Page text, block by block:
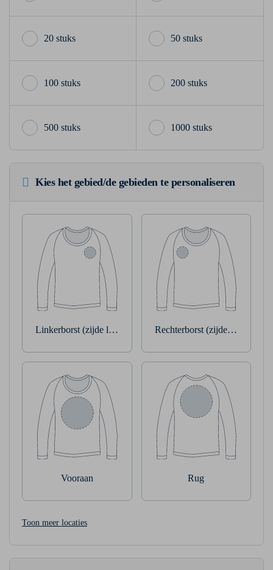
20 stuks 50 stuks
100 stuks 200 stuks
500 stuks 1000 stuks
Kies het gebied/de gebieden te personaliseren
Linkerborst (zijde linkerarm) Rechterborst (zijde
Vooraan Rug
Toon meer locaties